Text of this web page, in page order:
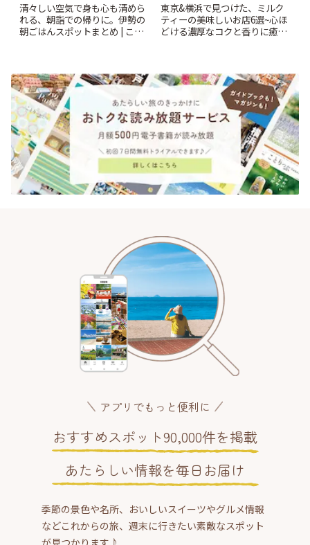
清々しい空気で身も心も清めら
れる、朝詣での帰りに。伊勢の
朝ごはんスポットまとめ | こと
東京&横浜で見つけた、ミルク
ティーの美味しいお店6選~心ほ
どける濃厚なコクと香りに癒や
アプリでもっと便利に
おすすめスポット90,000件を掲載
あたらしい情報を毎日お届け
季節の景色や名所、おいしいスイーツやグルメ情報
などこれからの旅、週末に行きたい素敵なスポット
が見つかります♪